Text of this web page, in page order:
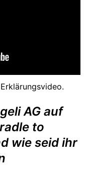
AG auf
to
wie seid ihr